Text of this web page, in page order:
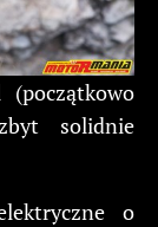
solidnie
o